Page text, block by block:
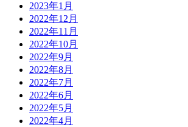
2023年1月
2022年12月
2022年11月
2022年10月
2022年9月
2022年8月
2022年7月
2022年6月
2022年5月
2022年4月